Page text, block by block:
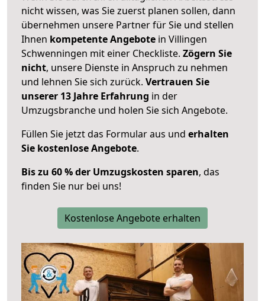
nicht wissen, was Sie zuerst planen sollen, dann
übernehmen unsere Partner für Sie und stellen
Ihnen kompetente Angebote in Villingen
Schwenningen mit einer Checkliste. Zögern Sie
nicht, unsere Dienste in Anspruch zu nehmen
und lehnen Sie sich zurück. Vertrauen Sie
unserer 13 Jahre Erfahrung in der
Umzugsbranche und holen Sie sich Angebote.
Füllen Sie jetzt das Formular aus und erhalten
Sie kostenlose Angebote.
Bis zu 60 % der Umzugskosten sparen, das
finden Sie nur bei uns!
Kostenlose Angebote erhalten